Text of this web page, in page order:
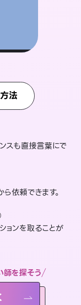
法
スも直接言葉にで
依頼できます。
ョンを取ることが
師を探そう